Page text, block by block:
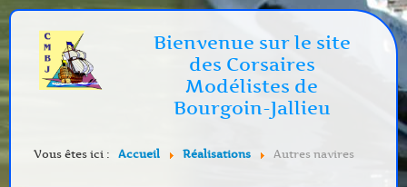
Bienvenue sur le site
des Corsaires
Modélistes de
Bourgoin-Jallieu
Vous êtes ici : Accueil Réalisations Autres navires